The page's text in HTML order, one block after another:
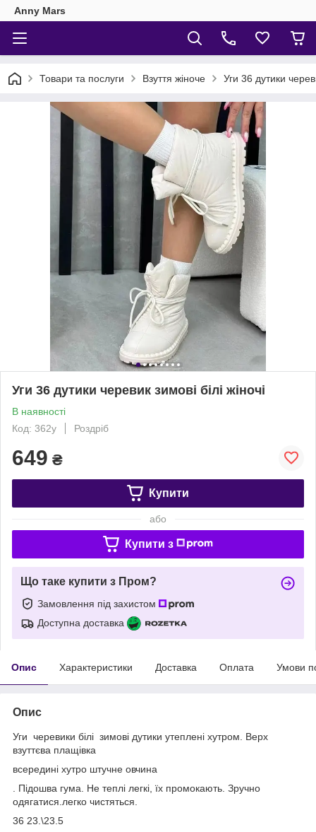
Anny Mars
Товари та послуги Взуття жіноче Уги 36 дутики
Уги 36 дутики черевик зимові білі жіночі
В наявності
Код: 362у
Роздріб
649 ₴
Купити
або
Купити з
Що таке купити з Пром?
Замовлення під захистом
Доступна доставка
Опис Характеристики Доставка Оплата Умови
Опис
Уги черевики білі зимові дутики утеплені хутром. Верх
взуттєва плащівка
всередині хутро штучне овчина
. Підошва гума. Не теплі легкі, їх промокають. Зручно
одягатися.легко чистяться.
36 23.\23.5